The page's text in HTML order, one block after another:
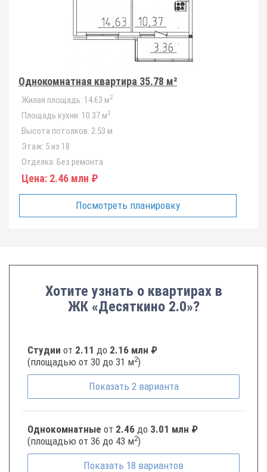
Однокомнатная квартира 35.78 м²
Жилая площадь: 14.63 м2
Площадь кухни: 10.37 м2
Высота потолков: 2.53 м
Этаж: 5 из 18
Отделка: Без ремонта
Цена: 2.46 млн ₽
Посмотреть планировку
Хотите узнать о квартирах в
ЖК «Десяткино 2.0»?
Студии от 2.11 до 2.16 млн ₽
(площадью от 30 до 31 м2)
Показать 2 варианта
Однокомнатные от 2.46 до 3.01 млн ₽
(площадью от 36 до 43 м2)
Показать 18 вариантов